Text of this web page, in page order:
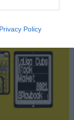
Privacy Policy